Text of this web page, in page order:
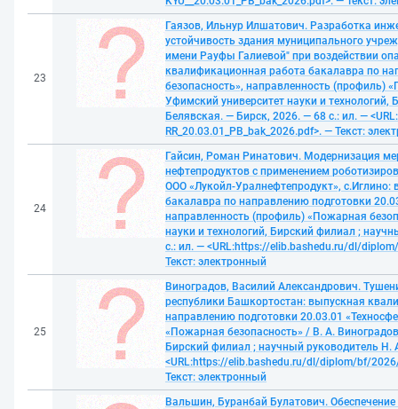
23
Гаязов, Ильнур Илшатович. Разработка
устойчивость здания муниципального
имени Рауфы Галиевой" при воздействии
квалификационная работа бакалавра по
безопасность», направленность (профиль)
Уфимский университет науки и
Белявская. — Бирск, 2026. — 68 с.: ил. —
RR_20.03.01_РB_bak_2026.pdf>. — Текст:
24
Гайсин, Роман Ринатович. Модернизация
нефтепродуктов с применением
ООО «Лукойл-Уралнефтепродукт»,
бакалавра по направлению подготовки
направленность (профиль) «Пожарная
науки и технологий, Бирский филиал ;
с.: ил. — <URL:https://elib.bashedu.ru/dl/
Текст: электронный
25
Виноградов, Василий Александрович.
республики Башкортостан: выпускная
направлению подготовки 20.03.01
«Пожарная безопасность» / В. А.
Бирский филиал ; научный руководитель
<URL:https://elib.bashedu.ru/dl/diplom/bf/
Текст: электронный
Вальшин, Буранбай Булатович.